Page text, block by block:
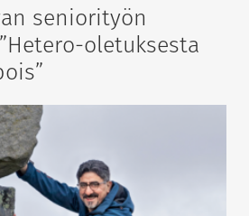
seniorityön
oletuksesta